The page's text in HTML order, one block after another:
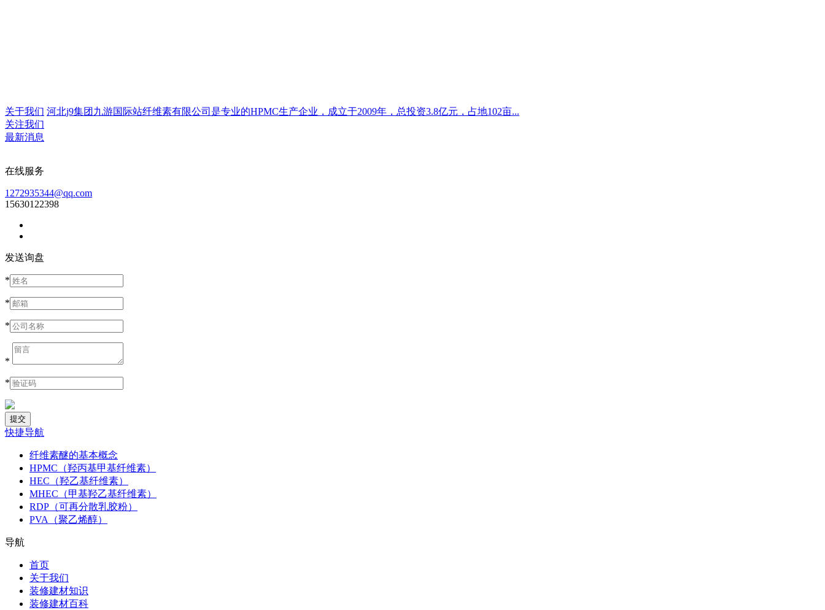
关于我们 河北j9集团九游国际站纤维素有限公司是专业的HPMC生产企业，成立于2009年，总投资3.8亿元，占地102亩...
关注我们
最新消息
在线服务
1272935344@qq.com
15630122398
发送询盘
*
*
*
*
*
快捷导航
纤维素醚的基本概念
HPMC（羟丙基甲基纤维素）
HEC（羟乙基纤维素）
MHEC（甲基羟乙基纤维素）
RDP（可再分散乳胶粉）
PVA（聚乙烯醇）
导航
首页
关于我们
装修建材知识
装修建材百科